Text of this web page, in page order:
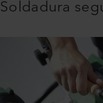
Soldadura